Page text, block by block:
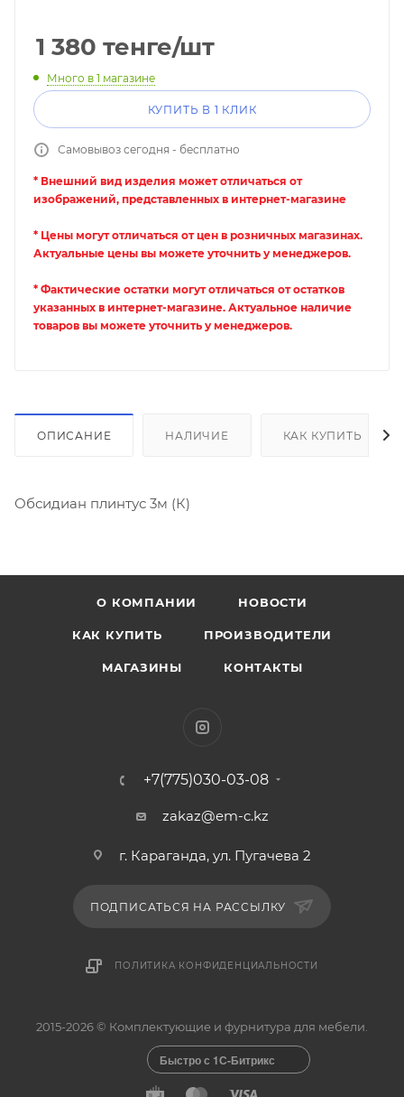
1 380 тенге/шт
Много в 1 магазине
КУПИТЬ В 1 КЛИК
Самовывоз сегодня - бесплатно
* Внешний вид изделия может отличаться от
изображений, представленных в интернет-магазине
* Цены могут отличаться от цен в розничных магазинах.
Актуальные цены вы можете уточнить у менеджеров.
* Фактические остатки могут отличаться от остатков
указанных в интернет-магазине. Актуальное наличие
товаров вы можете уточнить у менеджеров.
ОПИСАНИЕ НАЛИЧИЕ КАК КУПИТЬ
Обсидиан плинтус 3м (К)
О КОМПАНИИ НОВОСТИ
КАК КУПИТЬ ПРОИЗВОДИТЕЛИ
МАГАЗИНЫ КОНТАКТЫ
+7(775)030-03-08
zakaz@em-c.kz
г. Караганда, ул. Пугачева 2
ПОДПИСАТЬСЯ НА РАССЫЛКУ
ПОЛИТИКА КОНФИДЕНЦИАЛЬНОСТИ
2015-2026 © Комплектующие и фурнитура для мебели.
Быстро с 1С-Битрикс